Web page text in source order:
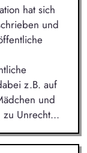
hat sich
und
z.B. auf
und
Unrecht...